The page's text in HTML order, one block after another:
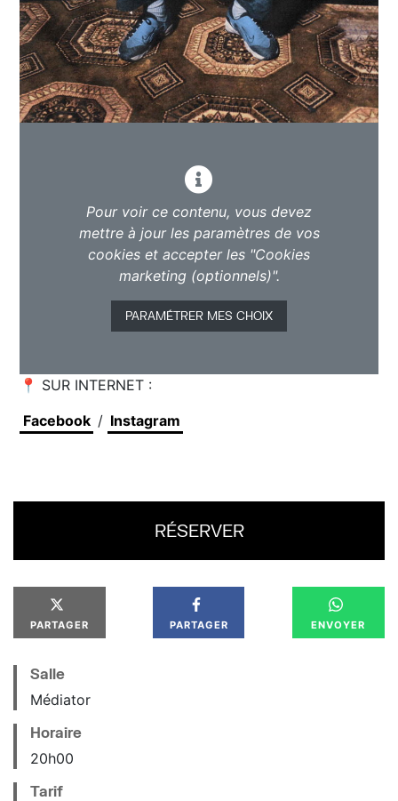
Pour voir ce contenu, vous devez
mettre à jour les paramètres de vos
cookies et accepter les "Cookies
marketing (optionnels)".
PARAMÉTRER MES CHOIX
📍 SUR INTERNET :
Facebook / Instagram
RÉSERVER
PARTAGER PARTAGER ENVOYER
Salle
Médiator
Horaire
20h00
Tarif